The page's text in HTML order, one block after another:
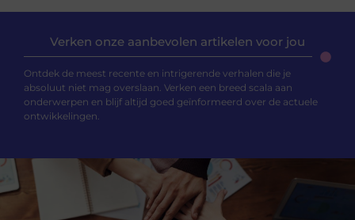
Verken onze aanbevolen artikelen voor jou
Ontdek de meest recente en intrigerende verhalen die je
absoluut niet mag overslaan. Verken een breed scala aan
onderwerpen en blijf altijd goed geïnformeerd over de actuele
ontwikkelingen.